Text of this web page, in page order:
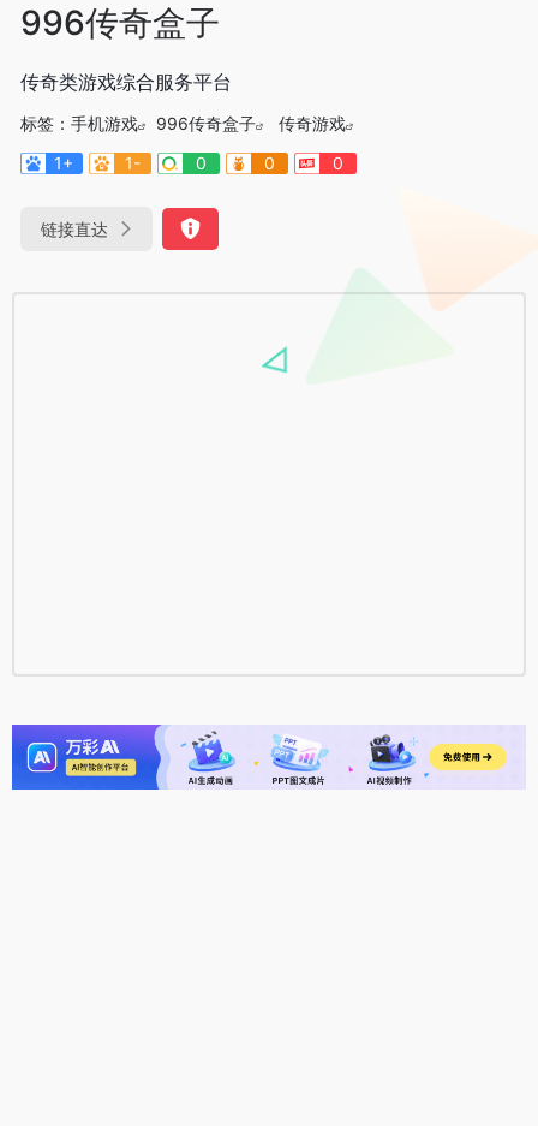
996传奇盒子
传奇类游戏综合服务平台
标签： 手机游戏 996传奇盒子
传奇游戏
1+
1- 0 0 0
链接直达